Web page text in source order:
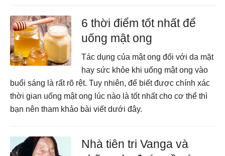
6 thời điểm tốt nhất để
uống mật ong
Tác dụng của mật ong đối với da mặt
hay sức khỏe khi uống mật ong vào
buổi sáng là rất rõ rệt. Tuy nhiên, để biết được chính xác
thời gian uống mật ong lúc nào là tốt nhất cho cơ thể thì
bạn nên tham khảo bài viết dưới đây.
Nhà tiên tri Vanga và